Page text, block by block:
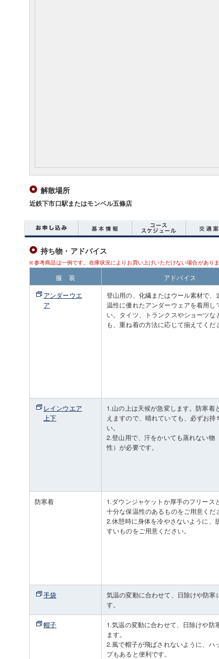
解散場所
近鉄下市口駅またはモンベル五條店
持ち物・アドバイス
参考商品は一例です。在庫状況によりお買い上げいただけない場合があり
服 装
アドバイス
アンダーウエ
ア
登山用の、化繊またはウール素材で、
温性に優れたアンダーウェアを着用し
い。タイツ、トランクスやショーツな
も、重ね着の方法に応じて揃えてくだ
レインウエア
上下
1.山の上は天候が急変します。防寒着
えますので、晴れていても、必ずお持
い。
2.登山用で、汗をかいても蒸れない物
性）が必要です。
防寒着
1.ダウンジャケットか厚手のフリース
十分な保温性のあるものをご用意くだ
2.休憩時に身体を冷やさないように、
すいものをご用意ください。
手袋
気温の変動に合わせて、日除けや防寒
す。
帽子
1.気温の変動に合わせて、日除けや防
ます。
2.風で帽子が飛ばされないように、ハ
プもあると便利です。